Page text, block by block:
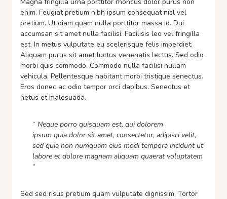
enim. Feugiat pretium nibh ipsum consequat nisl vel
pretium. Ut diam quam nulla porttitor massa id. Dui
accumsan sit amet nulla facilisi. Facilisis leo vel fringilla
est. In metus vulputate eu scelerisque felis imperdiet.
Aliquam purus sit amet luctus venenatis lectus. Sed odio
morbi quis commodo. Commodo nulla facilisi nullam
vehicula. Pellentesque habitant morbi tristique senectus.
Eros donec ac odio tempor orci dapibus. Senectus et
netus et malesuada.
“ Neque porro quisquam est, qui dolorem
ipsum quia dolor sit amet, consectetur, adipisci velit,
sed quia non numquam eius modi tempora incidunt ut
labore et dolore magnam aliquam quaerat voluptatem
”
Sed sed risus pretium quam vulputate dignissim. Tortor